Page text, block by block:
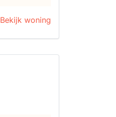
Bekijk woning